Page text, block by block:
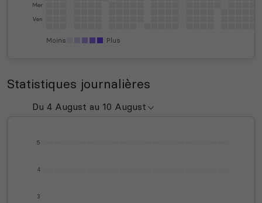
Mer
Ven
Moins Plus
Statistiques journalières
3
4
5